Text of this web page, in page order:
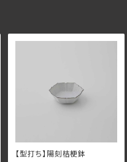
【型打ち】陽刻桔梗鉢